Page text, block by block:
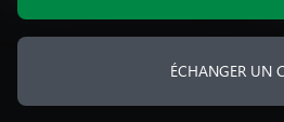
ÉCHANGER UN